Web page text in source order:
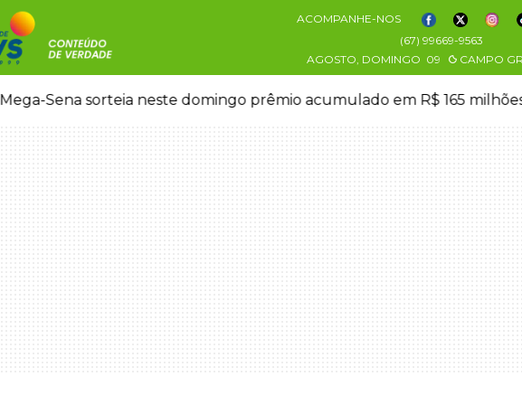
ACOMPANHE-NOS
(67) 99669-9563
AGOSTO, DOMINGO 09 CAMPO
Mega-Sena sorteia neste domingo prêmio acumulado em R$ 165